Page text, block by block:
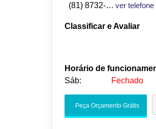
(81) 8732-9020
ver telefone
Classificar e Avaliar
Horário de
Sáb:
Fechado
Peça Orçamento Grátis